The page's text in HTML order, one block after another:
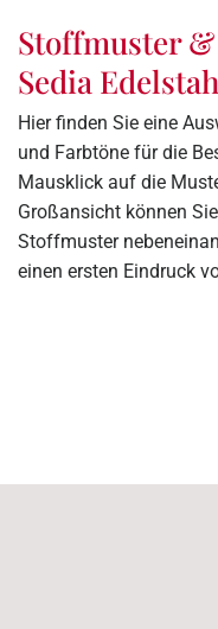
Stoffmuster
Sedia
Hier finden Sie eine
und Farbtöne für die
Mausklick auf die
Großansicht können
Stoffmuster
einen ersten Eindruck